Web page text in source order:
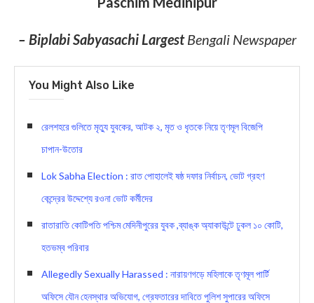
– Biplabi Sabyasachi LargestBengali Newspaper
You Might Also Like
রেলশহরে গুলিতে মৃত্যু যুবকের, আটক ২, মৃত ও ধৃতকে নিয়ে তৃণমূল বিজেপি
চাপান-উতোর
Lok Sabha Election : রাত পোহালেই ষষ্ঠ দফার নির্বাচন, ভোট গ্রহণ
কেন্দ্রের উদ্দেশ্যে রওনা ভোট কর্মীদের
রাতারাতি কোটিপতি পশ্চিম মেদিনীপুরের যুবক ,ব্যাঙ্ক অ্যাকাউন্টে ঢুকল ১০ কোটি,
হতভম্ব পরিবার
Allegedly Sexually Harassed : নারায়ণগড়ে মহিলাকে তৃণমূল পার্টি
অফিসে যৌন হেনস্থার অভিযোগ, গ্রেফতারের দাবিতে পুলিশ সুপারের অফিসে